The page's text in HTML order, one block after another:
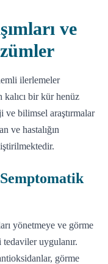
ve
ilerlemeler
bir kür henüz
ve bilimsel araştırmalar
ve hastalığın
yönetmeye ve görme
uygulanır.
görme